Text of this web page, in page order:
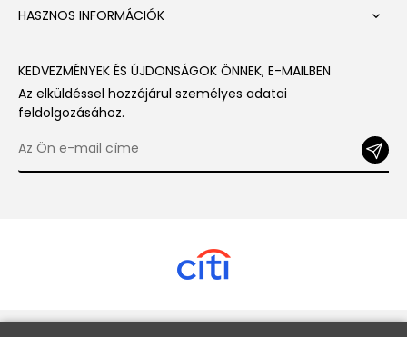
HASZNOS INFORMÁCIÓK 
KEDVEZMÉNYEK ÉS ÚJDONSÁGOK ÖNNEK, E-MAILBEN
Az elküldéssel hozzájárul személyes adatai
feldolgozásához.